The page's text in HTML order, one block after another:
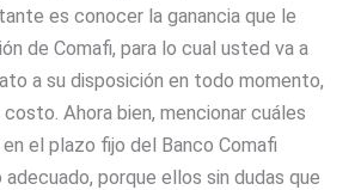
es conocer la ganancia que le
de Comafi, para lo cual usted va a
a su disposición en todo momento,
Ahora bien, mencionar cuáles
el plazo fijo del Banco Comafi
porque ellos sin dudas que